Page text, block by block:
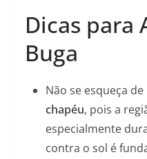
Dicas para
Buga
Não se esqueça
chapéu, pois a
especialmente
contra o sol é